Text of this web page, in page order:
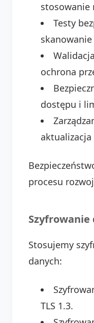
stosowanie
Testy
ochrona
dostępu i
procesu
Szyfrowanie
Stosujemy
danych:
TLS 1.3.